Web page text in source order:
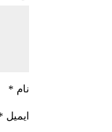
نام *
ایمیل